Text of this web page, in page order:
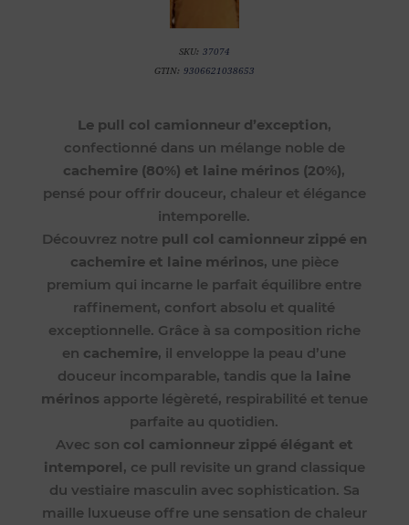
SKU: 37074
GTIN: 9306621038653
Le pull col camionneur d’exception,
confectionné dans un mélange noble de
cachemire (80%) et laine mérinos (20%),
pensé pour offrir douceur, chaleur et élégance
intemporelle.
Découvrez notre pull col camionneur zippé en
cachemire et laine mérinos, une pièce
premium qui incarne le parfait équilibre entre
raffinement, confort absolu et qualité
exceptionnelle. Grâce à sa composition riche
en cachemire, il enveloppe la peau d’une
douceur incomparable, tandis que la laine
mérinos apporte légèreté, respirabilité et tenue
parfaite au quotidien.
Avec son col camionneur zippé élégant et
intemporel, ce pull revisite un grand classique
du vestiaire masculin avec sophistication. Sa
maille luxueuse offre une sensation de chaleur